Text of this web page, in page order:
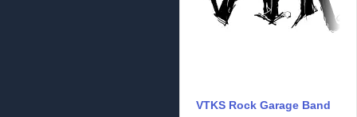
VTKS Rock Garage Band